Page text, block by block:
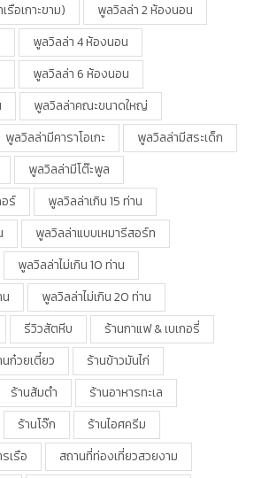
รือเกาะขาม)
พูลวิลล่า 2 ห้องนอน
พูลวิลล่า 4 ห้องนอน
พูลวิลล่า 6 ห้องนอน
พูลวิลล่าคณะขนาดใหญ่
พูลวิลล่ามีคาราโอเกะ
พูลวิลล่ามีสระเด็ก
พูลวิลล่ามีโต๊ะพูล
ร์
พูลวิลล่าเกิน 15 ท่าน
พูลวิลล่าแบบเหมารีสอร์ท
พูลวิลล่าไม่เกิน 10 ท่าน
พูลวิลล่าไม่เกิน 20 ท่าน
รีวิวสัตหีบ
ร้านกาแฟ & เบเกอรี่
นก๋วยเตี๋ยว
ร้านข้าวมันไก่
ร้านส้มตำ
ร้านอาหารทะเล
ร้านโจ๊ก
ร้านไอศครีม
เรือ
สถานที่ท่องเที่ยวสวยงาม